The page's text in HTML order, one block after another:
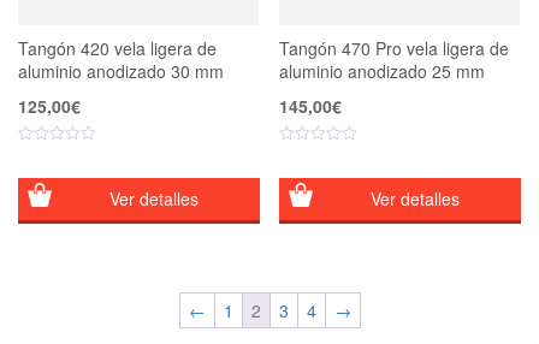
Tangón 420 vela ligera de
aluminio anodizado 30 mm
125,00€
Ver detalles
Tangón 470 Pro vela ligera de
aluminio anodizado 25 mm
145,00€
Ver detalles
← 1 2 3 4 →